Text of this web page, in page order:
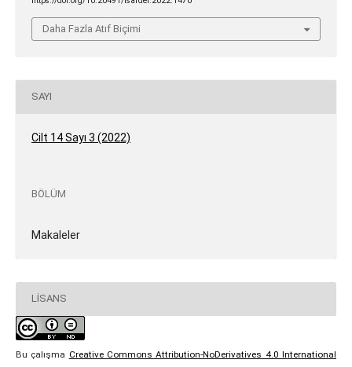
Daha Fazla Atıf Biçimi
SAYI
Cilt 14 Sayı 3 (2022)
BÖLÜM
Makaleler
LISANS
Bu çalışma Creative Commons Attribution-NoDerivatives 4.0 International